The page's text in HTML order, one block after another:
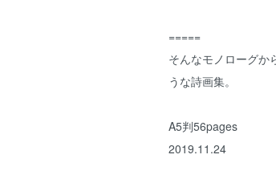
=====
そんなモノローグか
うな詩画集。
A5判56pages
2019.11.24